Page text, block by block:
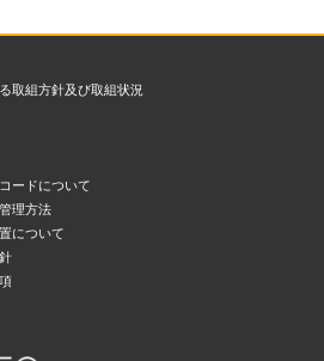
取組方針及び取組状況
ードについて
理方法
について